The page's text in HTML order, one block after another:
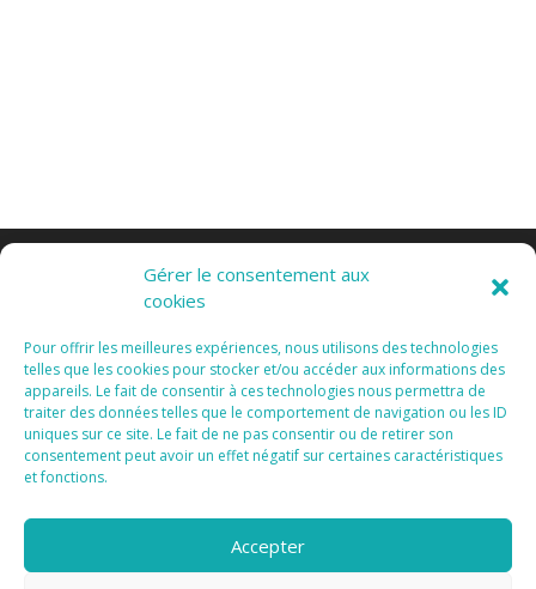
Gérer le consentement aux
cookies
Pour offrir les meilleures expériences, nous utilisons des technologies
telles que les cookies pour stocker et/ou accéder aux informations des
appareils. Le fait de consentir à ces technologies nous permettra de
traiter des données telles que le comportement de navigation ou les ID
uniques sur ce site. Le fait de ne pas consentir ou de retirer son
consentement peut avoir un effet négatif sur certaines caractéristiques
et fonctions.
Accepter
Tous Droits Réservés 2015 IMentions Légales I
Vanda Cipriano